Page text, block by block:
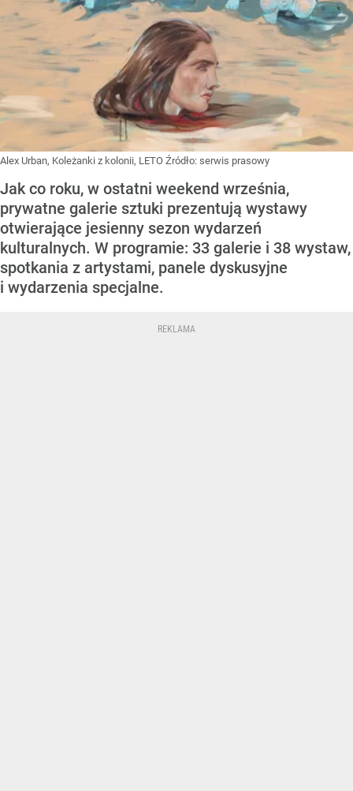
Alex Urban, Koleżanki z kolonii, LETO Źródło: serwis prasowy
Jak co roku, w ostatni weekend września,
prywatne galerie sztuki prezentują wystawy
otwierające jesienny sezon wydarzeń
kulturalnych. W programie: 33 galerie i 38 wystaw,
spotkania z artystami, panele dyskusyjne
i wydarzenia specjalne.